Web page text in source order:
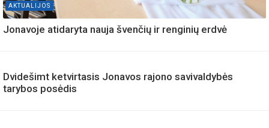
AKTUALIJOS
Jonavoje atidaryta nauja švenčių ir renginių erdvė